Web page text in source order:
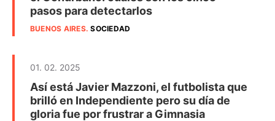
pasos para detectarlos
BUENOS AIRES.SOCIEDAD
01. 02. 2025
Así está Javier Mazzoni, el futbolista que
brilló en Independiente pero su día de
gloria fue por frustrar a Gimnasia